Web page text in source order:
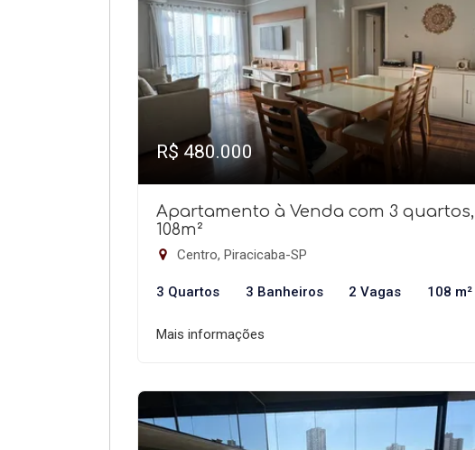
R$ 480.000
Apartamento à Venda com 3 quartos,
108m²
Centro, Piracicaba-SP
3 Quartos 3 Banheiros 2 Vagas 108 m²
Mais informações